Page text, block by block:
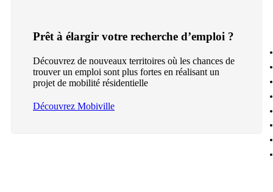
Prêt à élargir votre recherche d’emploi ?
Découvrez de nouveaux territoires où les chances de
trouver un emploi sont plus fortes en réalisant un
projet de mobilité résidentielle
Découvrez Mobiville